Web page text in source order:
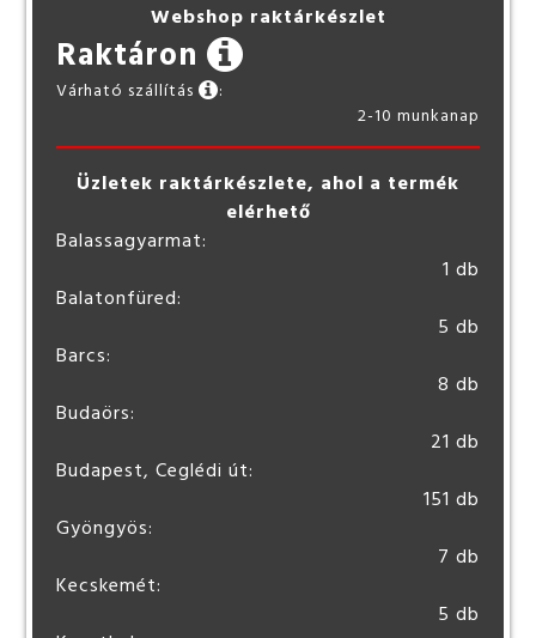
Webshop raktárkészlet
Raktáron
Várható szállítás
:
2-10 munkanap
Üzletek raktárkészlete, ahol a termék
elérhető
Balassagyarmat:
1 db
Balatonfüred:
5 db
Barcs:
8 db
Budaörs:
21 db
Budapest, Ceglédi út:
151 db
Gyöngyös:
7 db
Kecskemét:
5 db